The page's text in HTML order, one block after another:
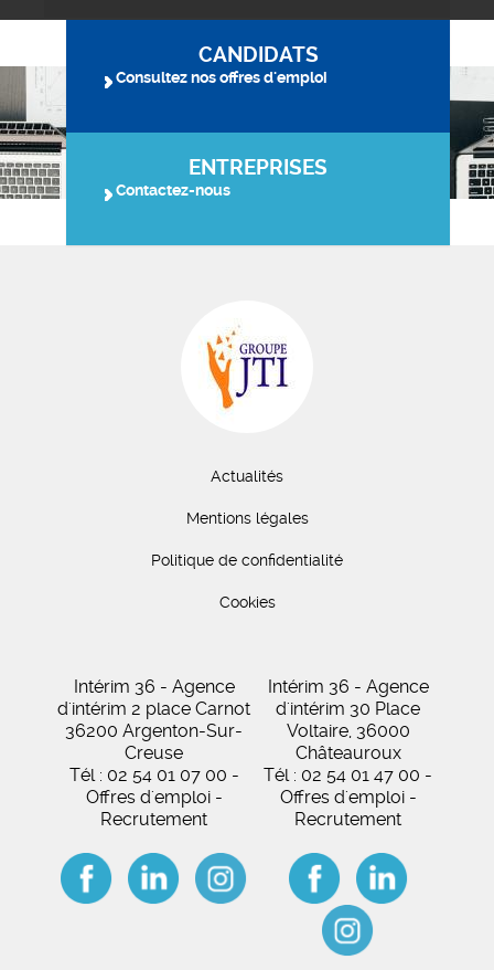
CANDIDATS
Consultez nos offres d'emploi
ENTREPRISES
Contactez-nous
Actualités
Mentions légales
Politique de confidentialité
Cookies
Intérim 36 - Agence
d'intérim 2 place Carnot
36200 Argenton-Sur-
Creuse
Tél : 02 54 01 07 00 -
Offres d'emploi -
Recrutement
Intérim 36 - Agence
d'intérim 30 Place
Voltaire, 36000
Châteauroux
Tél : 02 54 01 47 00 -
Offres d'emploi -
Recrutement